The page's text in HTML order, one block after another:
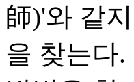
師)'와 같
을 찾는다